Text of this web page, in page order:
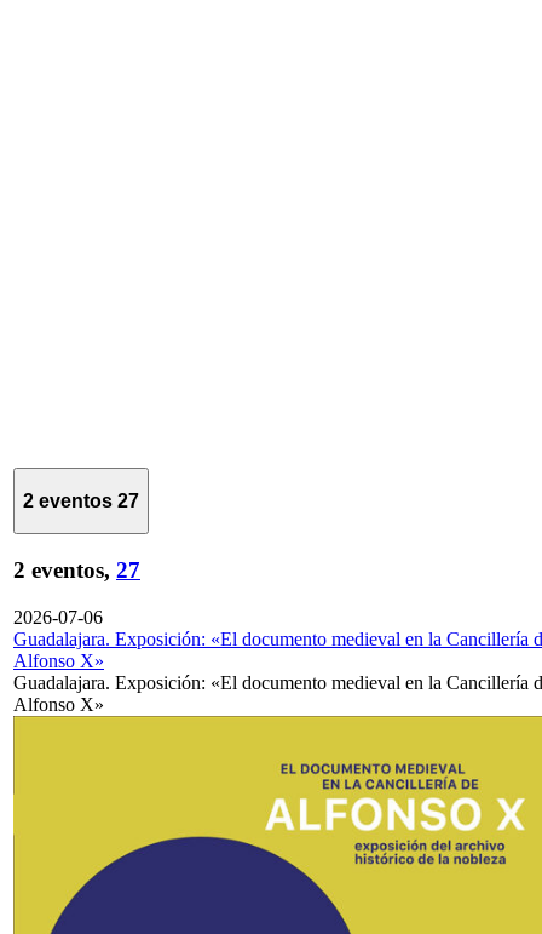
2 eventos 27
2 eventos, 27
2026-07-06
Guadalajara. Exposición: «El documento medieval en la Cancillería
Alfonso X»
Guadalajara. Exposición: «El documento medieval en la Cancillería
Alfonso X»